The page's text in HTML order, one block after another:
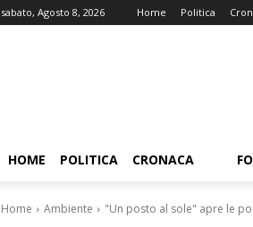
sabato, Agosto 8, 2026 Home Politica
HOME POLITICA CRONACA
Home Ambiente "Un posto al sole" apre le